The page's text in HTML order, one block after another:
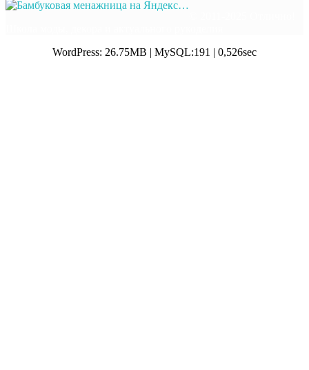
WordPress: 26.75MB | MySQL:191 | 0,526sec